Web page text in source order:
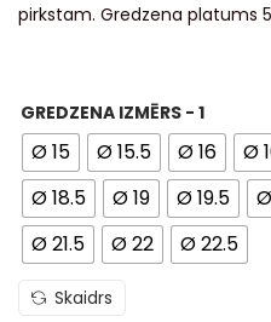
pirkstam. Gredzena platums
GREDZENA IZMĒRS - 1
Ø 15 Ø 15.5 Ø 16 Ø
Ø 18.5
Ø 19 Ø 19.5
Ø 21.5
Ø 22 Ø 22.5
Skaidrs